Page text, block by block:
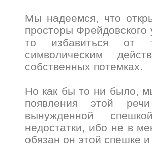
Мы надеемся, что
просторы Фрейдовского
то избавиться от
символическим
собственных потемках.
Но как бы то ни было,
появления этой
вынужденной
недостатки, ибо не в
обязан он этой спешке